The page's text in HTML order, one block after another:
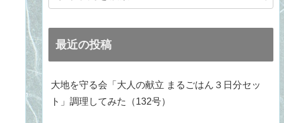
最近の投稿
大地を守る会「大人の献立 まるごはん３日分セッ
ト」調理してみた（132号）